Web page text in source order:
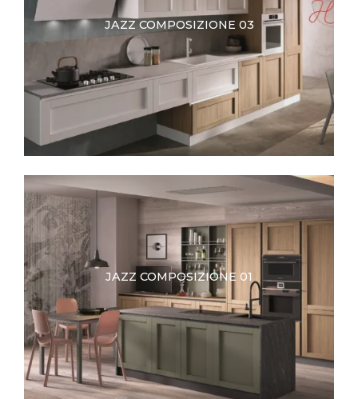
JAZZ COMPOSIZIONE 03
JAZZ COMPOSIZIONE 01